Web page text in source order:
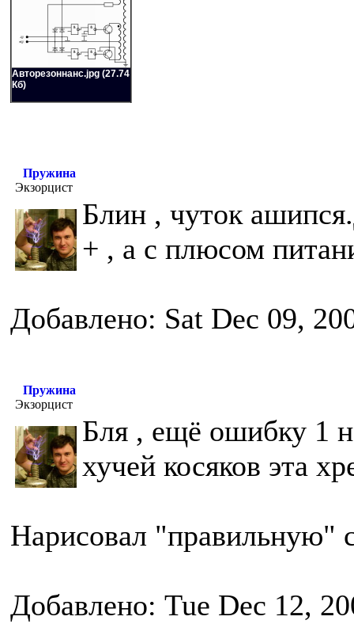
Авторезоннанс.jpg (27.74
Кб)
Пружина
Экзорцист
Блин , чуток
+ , а с плюсом
Добавлено: Sat Dec 09,
Пружина
Экзорцист
Бля , ещё ошибку 1
хучей косяков эта
Нарисовал "правильную"
Добавлено: Tue Dec 12,